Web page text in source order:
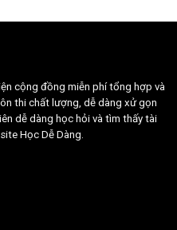
cộng đồng miễn phí tổng hợp và
thi chất lượng, dễ dàng xử gọn
dễ dàng học hỏi và tìm thấy tài
Học Dễ Dàng.